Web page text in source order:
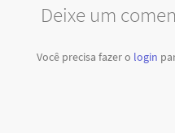
Deixe um
Você precisa fazer o login